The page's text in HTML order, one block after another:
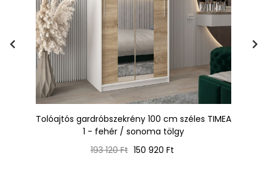
Tolóajtós gardróbszekrény 100 cm széles TIMEA
1 - fehér / sonoma tölgy
Normál
193 120 Ft Ár
150 920 Ft